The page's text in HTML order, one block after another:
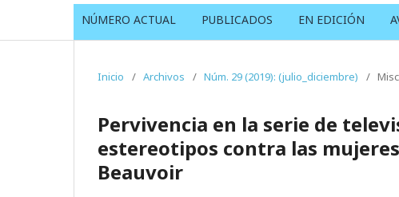
NÚMERO ACTUAL PUBLICADOS EN EDICIÓN
Inicio / Archivos / Núm. 29 (2019): (julio_diciembre) /
Pervivencia en la serie de
estereotipos contra las
Beauvoir